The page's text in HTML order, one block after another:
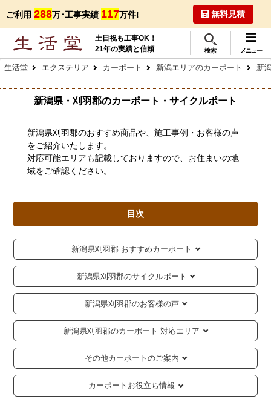
ご利用 288万･工事実績 117万件! 無料見積
土日祝も工事OK！
21年の実績と信頼
検索 メニュー
生活堂 エクステリア カーポート 新潟エリアのカーポート 新
新潟県・刈羽郡のカーポート・サイクルポート
新潟県刈羽郡のおすすめ商品や、施工事例・お客様の声
をご紹介いたします。
対応可能エリアも記載しておりますので、お住まいの地
域をご確認ください。
目次
新潟県刈羽郡 おすすめカーポート
新潟県刈羽郡のサイクルポート
新潟県刈羽郡のお客様の声
新潟県刈羽郡のカーポート 対応エリア
その他カーポートのご案内
カーポートお役立ち情報